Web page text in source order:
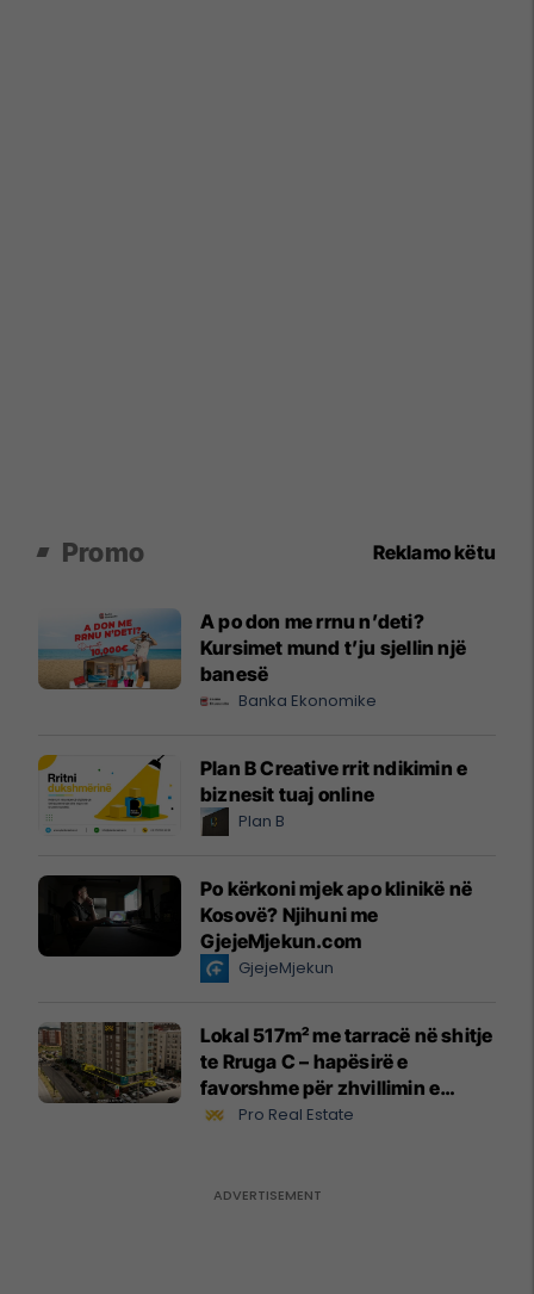
Promo Reklamo këtu
A po don me rrnu n’deti?
Kursimet mund t’ju sjellin një
banesë
Banka Ekonomike
Plan B Creative rrit ndikimin e
biznesit tuaj online
Plan B
Po kërkoni mjek apo klinikë në
Kosovë? Njihuni me
GjejeMjekun.com
GjejeMjekun
Lokal 517m² me tarracë në shitje
te Rruga C – hapësirë e
favorshme për zhvillimin e
biznesit #15796
Pro Real Estate